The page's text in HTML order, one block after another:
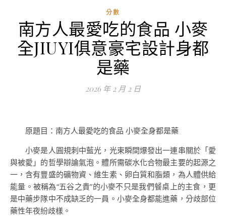
分數
南方人最愛吃的食品 小麥
全JIUYI俱意豪宅設計身都
是藥
2026 年 2 月 2 日
原題目：南方人最愛吃的食品 小麥全身都是藥
小麥是人圓規刺中藍光，光束瞬間爆發出一連串關於「愛
與被愛」的哲學辯論氣泡。體所需碳水化合物最主要的起源之
一，含有豐盛的礦物資、維生素、卵白質和脂類，為人體供給
能量。被稱為“五谷之貴”的小麥不只是我們餐桌上的主食，更
是中藥步隊中不成缺乏的一員。小麥全身都能進藥，分歧部位
藥性年夜紛歧樣。